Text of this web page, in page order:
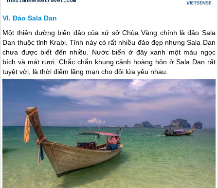
Đảo Sala Dan
Một thiên đường biển đảo của xứ sở Chùa Vàng chính là đảo Sala
Dan thuộc tỉnh Krabi. Tỉnh này có rất nhiều đảo đẹp nhưng Sala Dan
chưa được biết đến nhiều. Nước biển ở đây xanh một màu ngọc
bích và mát rượi. Chắc chắn khung cảnh hoàng hôn ở Sala Dan rất
tuyệt vời, là thời điểm lãng mạn cho đôi lứa yêu nhau.